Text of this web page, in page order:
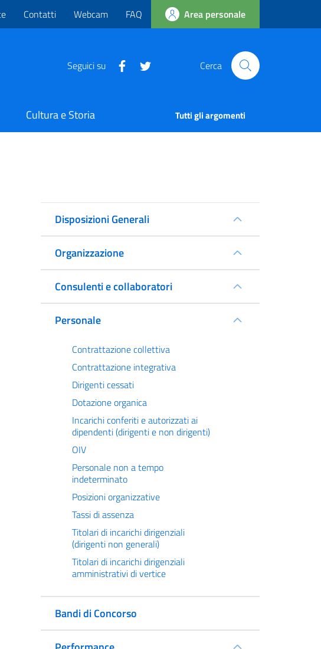
Contatti Webcam FAQ Area personale
Seguici su Cerca
Cultura e Storia Tutti gli argomenti
Disposizioni Generali
Organizzazione
Consulenti e collaboratori
Personale
Contrattazione collettiva
Contrattazione integrativa
Dirigenti cessati
Dotazione organica
Incarichi conferiti e autorizzati ai
dipendenti (dirigenti e non dirigenti)
OIV
Personale non a tempo
indeterminato
Posizioni organizzative
Tassi di assenza
Titolari di incarichi dirigenziali
(dirigenti non generali)
Titolari di incarichi dirigenziali
amministrativi di vertice
Bandi di Concorso